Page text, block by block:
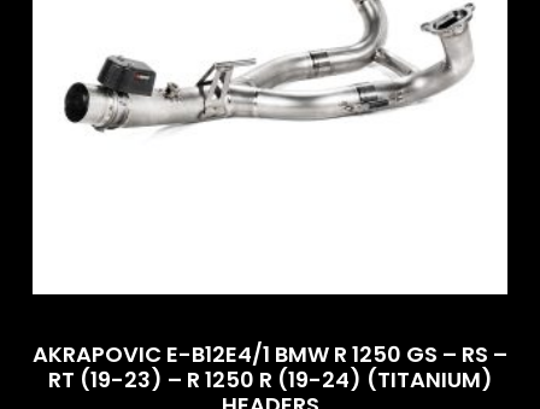
AKRAPOVIC E-B12E4/1 BMW R 1250 GS – RS –
RT (19-23) – R 1250 R (19-24) (TITANIUM)